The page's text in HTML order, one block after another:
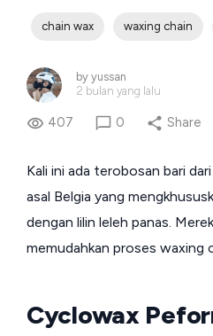
chain wax waxing chain
byyussan
2 bulan yang lalu
407 0 Share
Kali ini ada terobosan bari
asal Belgia yang
dengan lilin leleh panas.
memudahkan proses waxing
Cyclowax